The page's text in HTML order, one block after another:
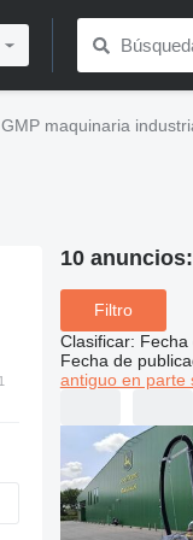
GMP maquinaria
10 anuncios:
Filtro
Clasificar: Fecha
Fecha de
antiguo en parte